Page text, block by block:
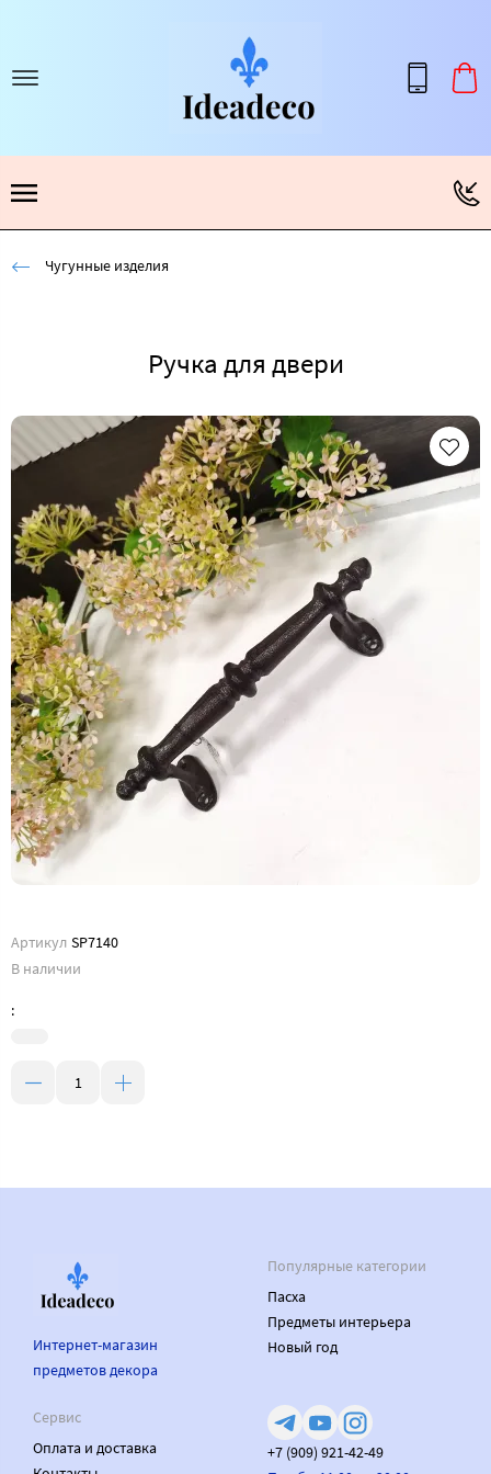
Чугунные изделия
Ручка для двери
Артикул SP7140
В наличии
:
Интернет-магазин
предметов декора
Популярные категории
Пасха
Предметы интерьера
Новый год
Сервис
Оплата и доставка
+7 (909) 921-42-49